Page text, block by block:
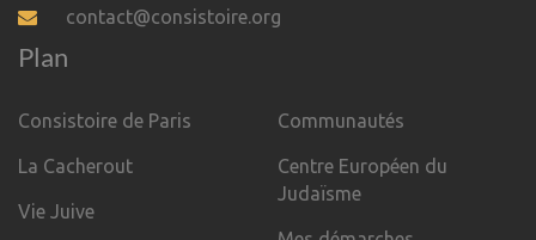
contact@consistoire.org
Plan
Consistoire de Paris
La Cacherout
Vie Juive
Communautés
Centre Européen du
Judaïsme